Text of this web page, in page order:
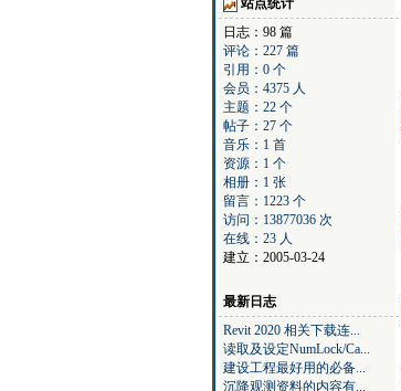
站点统计
日志：98 篇
评论：227 篇
引用：0 个
会员：4375 人
主题：22 个
帖子：27 个
音乐：1 首
资源：1 个
相册：1 张
留言：1223 个
访问：13877036 次
在线：23 人
建立：2005-03-24
最新日志
Revit 2020 相关下载连...
读取及设定NumLock/Ca...
建设工程最好用的必备...
沉降观测资料的内容有...